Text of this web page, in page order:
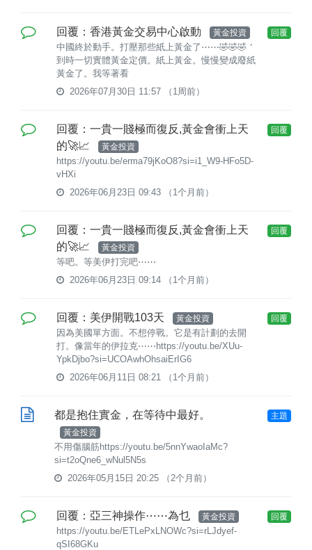
回覆：香港黃金交易中心啟動 黃金投資
中國終於動手。打壓那些紙上黃金了⋯⋯🤣🤣🤣＇
到時一切實體黃金定價。紙上黃金。慢慢變成廢紙
黃金了。我等著看
2026年07月30日 11:57
（1周前）
回覆
回覆：一貴一賤極而復反,黃金會衝上天
的🚀📈
黃金投資
https://youtu.be/erma79jKoO8?si=i1_W9-HFo5D-
vHXi
2026年06月23日 09:43
（1个月前）
回覆
回覆：一貴一賤極而復反,黃金會衝上天
的🚀📈
黃金投資
等吧。等美伊打完吧⋯⋯
2026年06月23日 09:14
（1个月前）
回覆
回覆：美伊開戰103天 黃金投資
因為美國單方面。不想停戰。它是有計劃的去開
打。像當年的伊拉克⋯⋯https://youtu.be/XUu-
YpkDjbo?si=UCOAwhOhsaiErIG6
2026年06月11日 08:21
（1个月前）
回覆
都是抱住實金，在等待中最好。
黃金投資
不用傷腦筋https://youtu.be/5nnYwaoIaMc?
si=t2oQne6_wNul5N5s
2026年05月15日 20:25
（2个月前）
主題
回覆：亞三神操作⋯⋯為乜 黃金投資
https://youtu.be/ETLePxLNOWc?si=rLJdyef-
qSI68GKu
回覆